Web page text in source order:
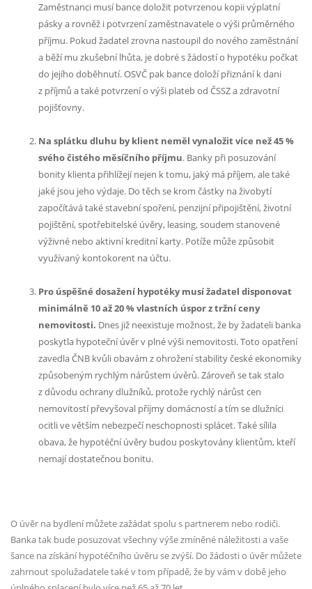
Zaměstnanci musí bance doložit potvrzenou kopii výplatní
pásky a rovněž i potvrzení zaměstnavatele o výši průměrného
příjmu. Pokud žadatel zrovna nastoupil do nového zaměstnání
a běží mu zkušební lhůta, je dobré s žádostí o hypotéku počkat
do jejího doběhnutí. OSVČ pak bance doloží přiznání k dani
z příjmů a také potvrzení o výši plateb od ČSSZ a zdravotní
pojišťovny.
Na splátku dluhu by klient neměl vynaložit více než 45 %
svého čistého měsíčního příjmu. Banky při posuzování
bonity klienta přihlížejí nejen k tomu, jaký má příjem, ale také
jaké jsou jeho výdaje. Do těch se krom částky na živobytí
započítává také stavební spoření, penzijní připojištění, životní
pojištění, spotřebitelské úvěry, leasing, soudem stanovené
výživné nebo aktivní kreditní karty. Potíže může způsobit
využívaný kontokorent na účtu.
Pro úspěšné dosažení hypotéky musí žadatel disponovat
minimálně 10 až 20 % vlastních úspor z tržní ceny
nemovitosti. Dnes již neexistuje možnost, že by žadateli banka
poskytla hypoteční úvěr v plné výši nemovitosti. Toto opatření
zavedla ČNB kvůli obavám z ohrožení stability české ekonomiky
způsobeným rychlým nárůstem úvěrů. Zároveň se tak stalo
z důvodu ochrany dlužníků, protože rychlý nárůst cen
nemovitostí převyšoval příjmy domácností a tím se dlužníci
ocitli ve větším nebezpečí neschopnosti splácet. Také sílila
obava, že hypotéční úvěry budou poskytovány klientům, kteří
nemají dostatečnou bonitu.
O úvěr na bydlení můžete zažádat spolu s partnerem nebo rodiči.
Banka tak bude posuzovat všechny výše zmíněné náležitosti a vaše
šance na získání hypotéčního úvěru se zvýší. Do žádosti o úvěr můžete
zahrnout spolužadatele také v tom případě, že by vám v době jeho